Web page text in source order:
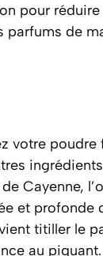
pour
parfums de
votre
Cayenne,
et profonde
titiller le
au piquant.